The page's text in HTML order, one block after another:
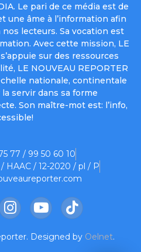
Le pari de ce média est de
une âme à l’information afin
lecteurs. Sa vocation est
Avec cette mission, LE
sur des ressources
LE NOUVEAU REPORTER
nationale, continentale
servir dans sa forme
Son maître-mot est: l’info,
77 / 99 50 60 10
HAAC / 12-2020 / pl / P
InstagramYouTubeTikTok
Designed by Oelnet.